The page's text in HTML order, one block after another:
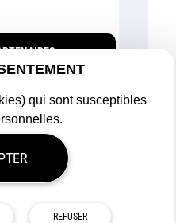
légales
qui sont susceptibles
REFUSER